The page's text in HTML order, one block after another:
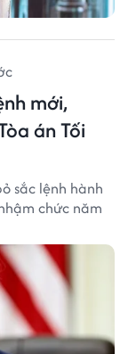
mới,
án Tối
sắc lệnh hành
chức năm